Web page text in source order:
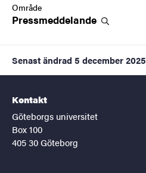
Område
Pressmeddelande
Senast ändrad 5 december 2025
Kontakt
Göteborgs universitet
Box 100
405 30 Göteborg